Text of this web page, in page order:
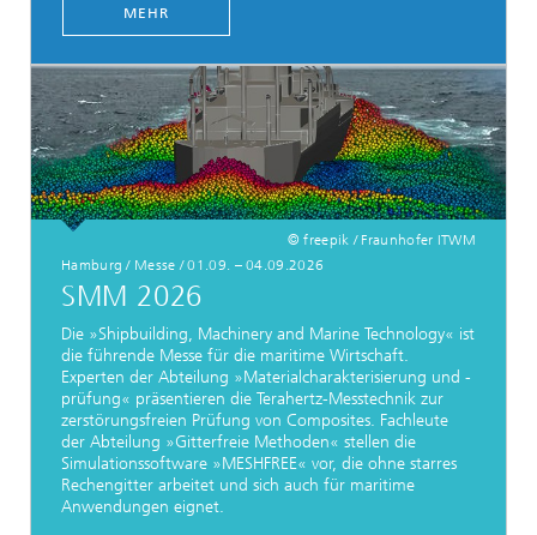
MEHR
© freepik / Fraunhofer ITWM
Hamburg / Messe / 01.09. – 04.09.2026
SMM 2026
Die »Shipbuilding, Machinery and Marine Technology« ist
die führende Messe für die maritime Wirtschaft.
Experten der Abteilung »Materialcharakterisierung und -
prüfung« präsentieren die Terahertz-Messtechnik zur
zerstörungsfreien Prüfung von Composites. Fachleute
der Abteilung »Gitterfreie Methoden« stellen die
Simulationssoftware »MESHFREE« vor, die ohne starres
Rechengitter arbeitet und sich auch für maritime
Anwendungen eignet.